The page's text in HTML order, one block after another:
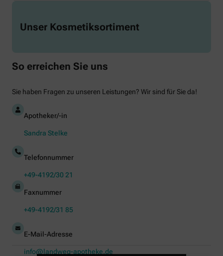
Unser Kosmetiksortiment
So erreichen Sie uns
Sie haben Fragen zu unseren Leistungen? Wir sind für Sie da!
Apotheker/-in
Sandra Stelke
Telefonnummer
+49-4192/30 21
Faxnummer
+49-4192/31 85
E-Mail-Adresse
info@landweg-apotheke.de